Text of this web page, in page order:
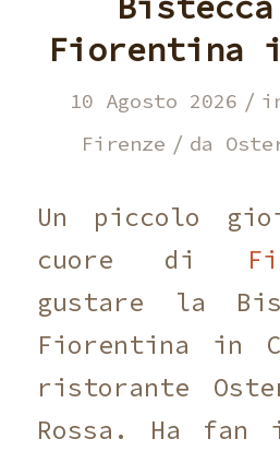
Fiorentina
10 Agosto 2026 /
Firenze / da
Un piccolo
cuore di
gustare la
Fiorentina in
ristorante
Rossa. Ha